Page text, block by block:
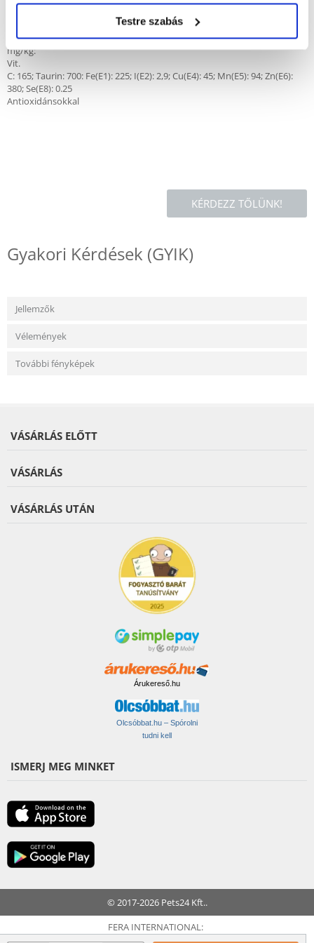
Testre szabás
emésztőanyag; élesztő (1%); halolaj.
:IU/kg: Vit. A: 33 500; Vit. D3: 1 100; Vit. E: 700;
mg/kg:
Vit.
C: 165; Taurin: 700: Fe(E1): 225; I(E2): 2,9; Cu(E4): 45; Mn(E5): 94; Zn(E6):
380; Se(E8): 0.25
Antioxidánsokkal
KÉRDEZZ TŐLÜNK!
Gyakori Kérdések (GYIK)
Jellemzők
Vélemények
További fényképek
VÁSÁRLÁS ELŐTT
VÁSÁRLÁS
VÁSÁRLÁS UTÁN
Árukereső.hu
Olcsóbbat.hu – Spórolni
tudni kell
ISMERJ MEG MINKET
© 2017-2026 Pets24 Kft..
FERA INTERNATIONAL: